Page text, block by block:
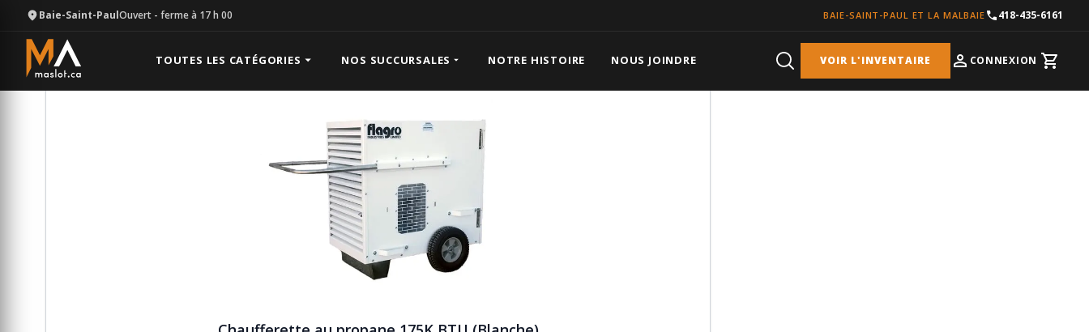
Baie-Saint-PaulOuvert - ferme à 17 h 00 BAIE-SAINT-PAUL ET LA MALBAIE 418-435-6161
TOUTES LES CATÉGORIES NOS SUCCURSALES NOTRE HISTOIRE NOUS JOINDRE VOIR L'INVENTAIRE CONNEXION Cart
Équipement Chauffage Chaufferette au propane 175K BTU (Blanche)